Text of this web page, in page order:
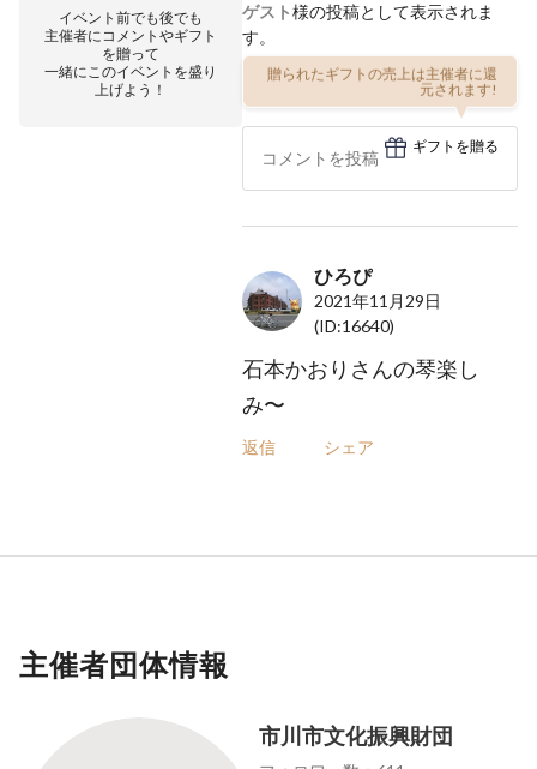
イベント前でも後でも
主催者にコメントやギフト
を贈って
一緒にこのイベントを盛り
上げよう！
ゲスト様の投稿として表示されま
す。
贈られたギフトの売上は主催者に還
元されます!
ギフトを贈る
ひろぴ
2021年11月29日
(ID:16640)
石本かおりさんの琴楽し
み〜
返信 シェア
主催者団体情報
市川市文化振興財団